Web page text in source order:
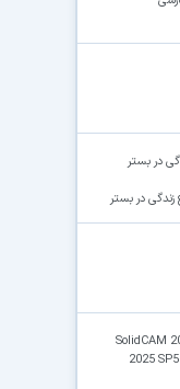
در بستر
در بستر
SolidCAM
2025